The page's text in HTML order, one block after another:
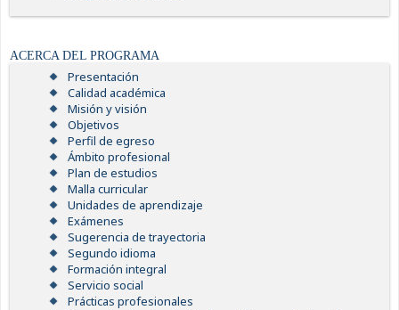
ACERCA DEL PROGRAMA
Presentación
Calidad académica
Misión y visión
Objetivos
Perfil de egreso
Ámbito profesional
Plan de estudios
Malla curricular
Unidades de aprendizaje
Exámenes
Sugerencia de trayectoria
Segundo idioma
Formación integral
Servicio social
Prácticas profesionales